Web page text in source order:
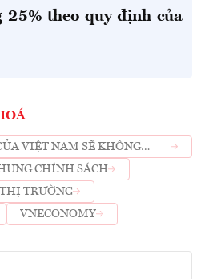
25% theo quy định của
VIỆT NAM SẼ KHÔNG
TỪ HOA KỲ
CHÍNH SÁCH
THỊ TRƯỜNG
VNECONOMY